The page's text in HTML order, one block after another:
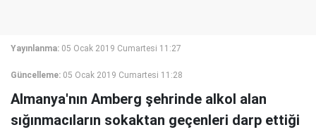
Yayınlanma: 05 Ocak 2019 Cumartesi 11:27
Güncelleme: 05 Ocak 2019 Cumartesi 11:28
Almanya'nın Amberg şehrinde alkol alan
sığınmacıların sokaktan geçenleri darp ettiği